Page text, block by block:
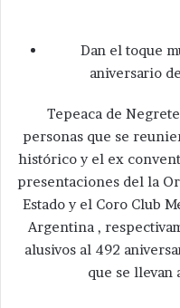
Dan el toque
aniversario
Tepeaca de
personas que se
histórico y el ex
presentaciones del la
Estado y el Coro Club
Argentina ,
alusivos al 492
que se llevan